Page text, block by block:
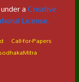
aCreative
License.
Call-for-Papers